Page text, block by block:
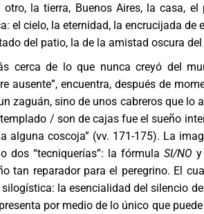
otro, la tierra, Buenos Aires, la casa,
el cielo, la eternidad, la encrucijada
del patio, la de la amistad oscura
cerca de lo que nunca creyó del
ausente”, encuentra, después de
zaguán, sino de unos cabreros que lo
/ son de cajas fue el sueño
alguna coscoja” (vv. 171-175). La
dos “tecniquerías”: la fórmula SI/NO
tan reparador para el peregrino. El
la esencialidad del silencio
por medio de lo único que